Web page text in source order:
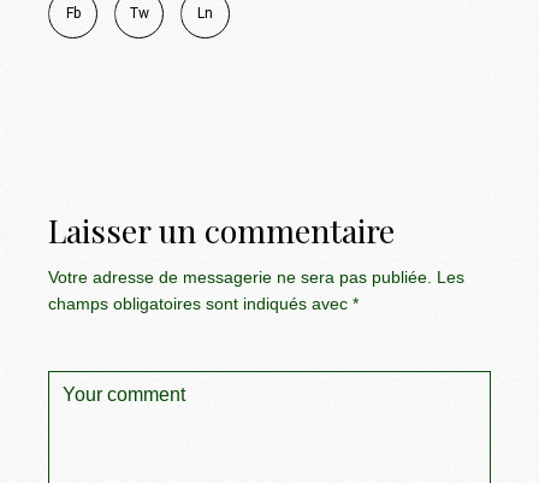
Fb Tw Ln
Laisser un commentaire
Votre adresse de messagerie ne sera pas publiée. Les
champs obligatoires sont indiqués avec*